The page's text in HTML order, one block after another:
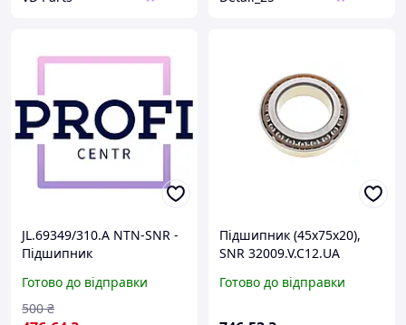
JL.69349/310.A NTN-SNR -
Підшипник
Готово до відправки
500 ₴
Підшипник (45x75x20),
SNR 32009.V.C12.UA
Готово до відправки